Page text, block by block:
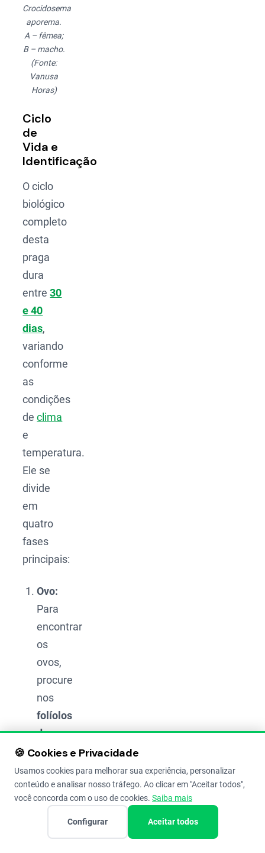
Crocidosema
aporema.
A – fêmea;
B – macho.
(Fonte:
Vanusa
Horas)
Ciclo
de
Vida e
Identificação
O ciclo
biológico
completo
desta
praga
dura
entre30
e 40
dias,
variando
conforme
as
condições
declima
e
temperatura.
Ele se
divide
em
quatro
fases
principais:
Ovo:
Para
encontrar
os
ovos,
procure
nos
folíolos
dos
brotos
mais
novos
da
Eles
🍪 Cookies e Privacidade
Usamos cookies para melhorar sua experiência, personalizar
conteúdo e analisar nosso tráfego. Ao clicar em "Aceitar todos",
você concorda com o uso de cookies. Saiba mais
Configurar Aceitar todos